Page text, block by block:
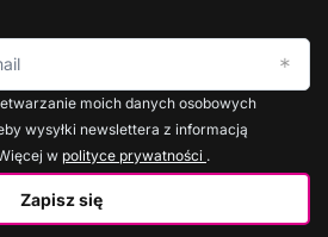
Zapisz się
moich danych osobowych
wysyłki newslettera z informacją
w polityce prywatności .